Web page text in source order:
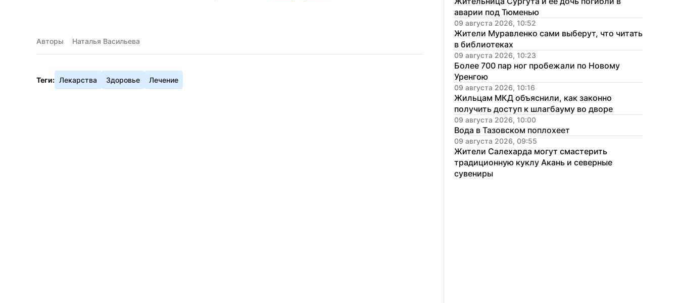
Авторы Наталья Васильева
Теги: Лекарства Здоровье Лечение
аварии под Тюменью
09 августа 2026, 10:52
Жители Муравленко сами выберут, что читать
в библиотеках
09 августа 2026, 10:23
Более 700 пар ног пробежали по Новому
Уренгою
09 августа 2026, 10:16
Жильцам МКД объяснили, как законно
получить доступ к шлагбауму во дворе
09 августа 2026, 10:00
Вода в Тазовском поплохеет
09 августа 2026, 09:55
Жители Салехарда могут смастерить
традиционную куклу Акань и северные
сувениры